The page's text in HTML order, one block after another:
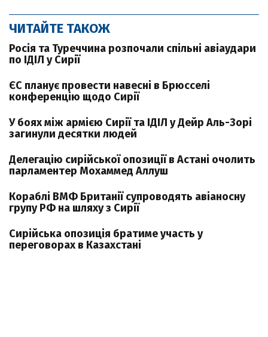
ЧИТАЙТЕ ТАКОЖ
Росія та Туреччина розпочали спільні авіаудари
по ІДІЛ у Сирії
ЄС планує провести навесні в Брюсселі
конференцію щодо Сирії
У боях між армією Сирії та ІДІЛ у Дейр Аль-Зорі
загинули десятки людей
Делегацію сирійської опозиції в Астані очолить
парламентер Мохаммед Аллуш
Кораблі ВМФ Британії супроводять авіаносну
групу РФ на шляху з Сирії
Сирійська опозиція братиме участь у
переговорах в Казахстані